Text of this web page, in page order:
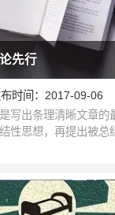
先行
时间：2017-09-06
写出条理清晰文章的
性思想，再提出被总